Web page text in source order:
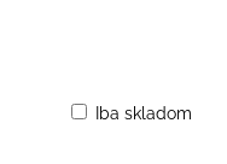
Iba skladom